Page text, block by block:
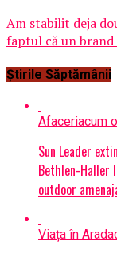
Am stabilit deja
faptul că un brand
Știrile Săptămânii
Afaceriacum
Sun Leader
Bethlen-Haller
outdoor
Viața în Arad